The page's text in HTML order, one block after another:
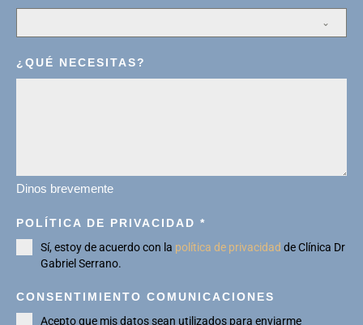
¿QUÉ NECESITAS?
Dinos brevemente
POLÍTICA DE PRIVACIDAD *
Sí, estoy de acuerdo con la política de privacidad de Clínica Dr
Gabriel Serrano.
CONSENTIMIENTO COMUNICACIONES
Acepto que mis datos sean utilizados para enviarme